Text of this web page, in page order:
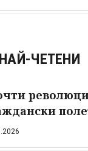
НАЙ-ЧЕТЕНИ